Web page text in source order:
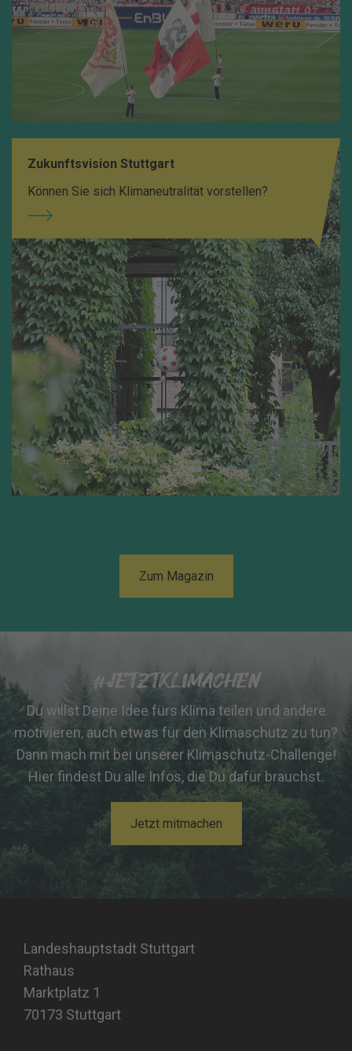
Zukunftsvision Stuttgart
Können Sie sich Klimaneutralität vorstellen?
Zum Magazin
#JETZTKLIMACHEN
Du willst Deine Idee fürs Klima teilen und andere
motivieren, auch etwas für den Klimaschutz zu tun?
Dann mach mit bei unserer Klimaschutz-Challenge!
Hier findest Du alle Infos, die Du dafür brauchst.
Jetzt mitmachen
Landeshauptstadt Stuttgart
Rathaus
Marktplatz 1
70173 Stuttgart